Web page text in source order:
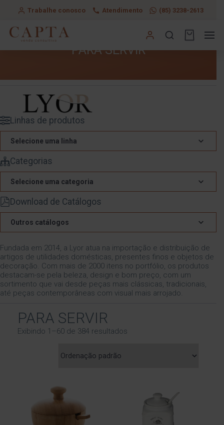
Trabalhe conosco Atendimento (85) 3238-2613
PARA SERVIR
Linhas de produtos
Selecione uma linha
Categorias
Selecione uma categoria
Download de Catálogos
Outros catálogos
Fundada em 2014, a Lyor atua na importação e distribuição de
artigos de utilidades domésticas, presentes finos e objetos de
decoração. Com mais de 2000 itens no portfólio, os produtos
destacam-se pela beleza, design e bom preço, com um
sortimento que vai desde peças mais clássicas, tradicionais,
até peças contemporâneas com visual mais arrojado.
PARA SERVIR
Exibindo 1–60 de 384 resultados